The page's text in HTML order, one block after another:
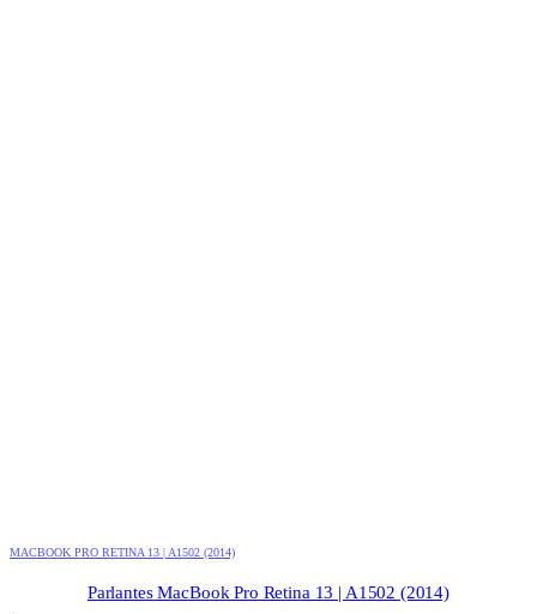
MACBOOK PRO RETINA 13 | A1502 (2014)
Parlantes MacBook Pro Retina 13 | A1502 (2014)